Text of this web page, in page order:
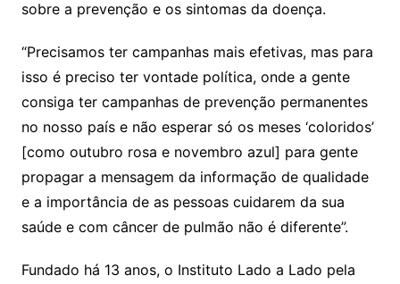
sobre a prevenção e os sintomas da doença.
“Precisamos ter campanhas mais efetivas, mas para
isso é preciso ter vontade política, onde a gente
consiga ter campanhas de prevenção permanentes
no nosso país e não esperar só os meses ‘coloridos’
[como outubro rosa e novembro azul] para gente
propagar a mensagem da informação de qualidade
e a importância de as pessoas cuidarem da sua
saúde e com câncer de pulmão não é diferente”.
Fundado há 13 anos, o Instituto Lado a Lado pela